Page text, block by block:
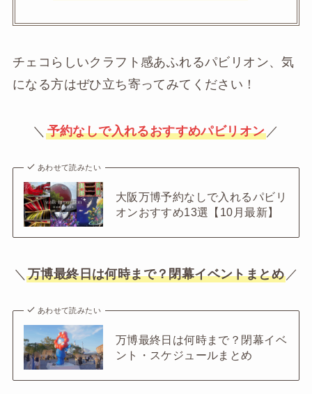
チェコらしいクラフト感あふれるパビリオン、気
になる方はぜひ立ち寄ってみてください！
＼ 予約なしで入れるおすすめパビリオン ／
あわせて読みたい
大阪万博予約なしで入れるパビリ
オンおすすめ13選【10月最新】
＼ 万博最終日は何時まで？閉幕イベントまとめ ／
あわせて読みたい
万博最終日は何時まで？閉幕イベ
ント・スケジュールまとめ